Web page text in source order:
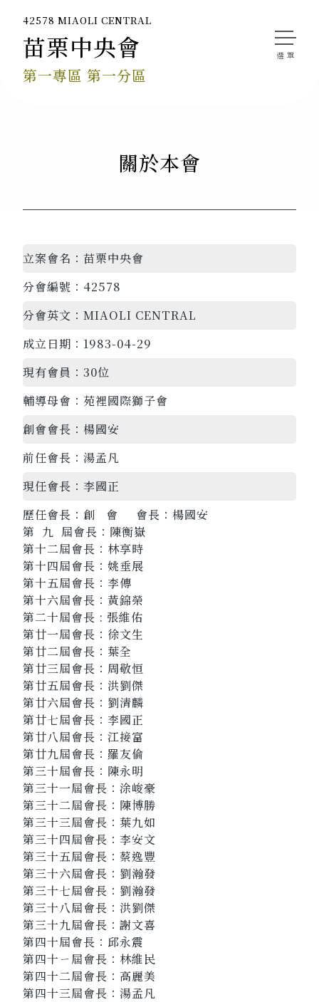
42578 MIAOLI CENTRAL
苗栗中央會
第一專區 第一分區
關於本會
立案會名： 苗栗中央會
分會編號： 42578
分會英文： MIAOLI CENTRAL
成立日期： 1983-04-29
現有會員： 30位
輔導母會： 苑裡國際獅子會
創會會長： 楊國安
前任會長： 湯孟凡
現任會長： 李國正
歷任會長： 創 會 會長：楊國安
第 九 屆會長：陳衡嶽
第十二屆會長：林享時
第十四屆會長：姚垂展
第十五屆會長：李傳
第十六屆會長：黃錦榮
第二十屆會長 : 張維佑
第廿一屆會長：徐文生
第廿二屆會長：葉全
第廿三屆會長：周敬恒
第廿五屆會長：洪劉傑
第廿六屆會長：劉清麟
第廿七屆會長：李國正
第廿八屆會長：江接富
第廿九屆會長：羅友倫
第三十屆會長：陳永明
第三十一屆會長：涂峻豪
第三十二屆會長：陳博勝
第三十三屆會長：葉九如
第三十四屆會長：李安文
第三十五屆會長：蔡逸豐
第三十六屆會長：劉瀚發
第三十七屆會長：劉瀚發
第三十八屆會長：洪劉傑
第三十九屆會長：謝文喜
第四十屆會長：邱永震
第四十ㄧ屆會長：林維民
第四十二屆會長：高麗美
第四十三屆會長：湯孟凡